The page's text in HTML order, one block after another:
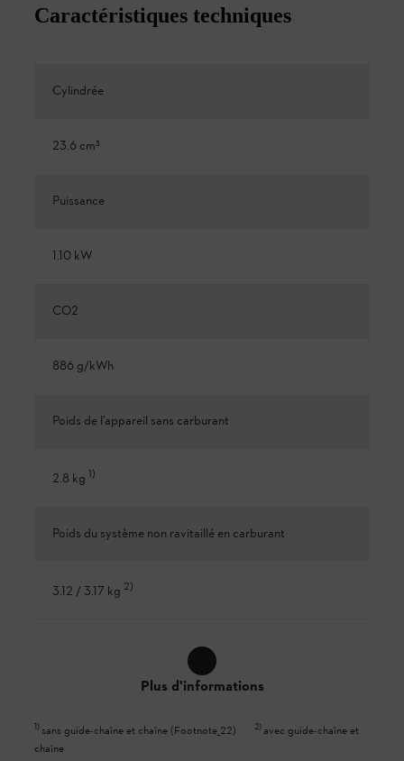
Caractéristiques techniques
Cylindrée
23.6 cm³
Puissance
1.10 kW
CO2
886 g/kWh
Poids de l’appareil sans carburant
2.8 kg 1)
Poids du système non ravitaillé en carburant
3.12 / 3.17 kg 2)
Plus d'informations
1) sans guide-chaîne et chaîne (Footnote_22) 2) avec guide-chaîne et
chaîne